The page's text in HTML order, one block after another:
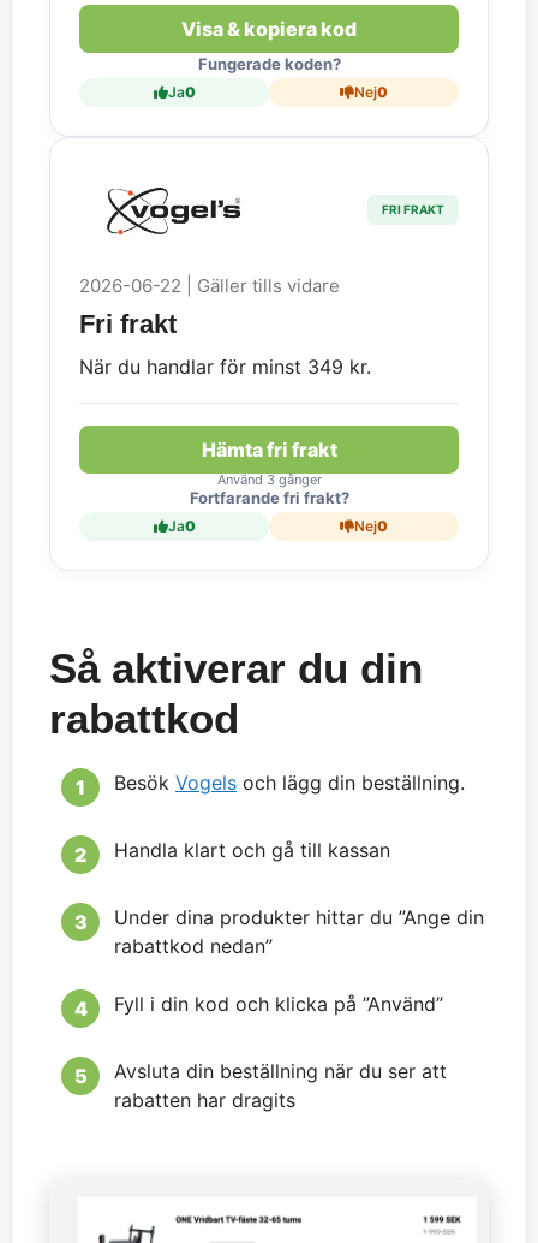
Visa & kopiera kod
Fungerade koden?
Ja0 Nej0
FRI FRAKT
2026-06-22 | Gäller tills vidare
Fri frakt
När du handlar för minst 349 kr.
Hämta fri frakt
Använd 3 gånger
Fortfarande fri frakt?
Ja0 Nej0
Så aktiverar du din
rabattkod
Besök Vogels och lägg din beställning.
Handla klart och gå till kassan
Under dina produkter hittar du ”Ange din
rabattkod nedan”
Fyll i din kod och klicka på ”Använd”
Avsluta din beställning när du ser att
rabatten har dragits